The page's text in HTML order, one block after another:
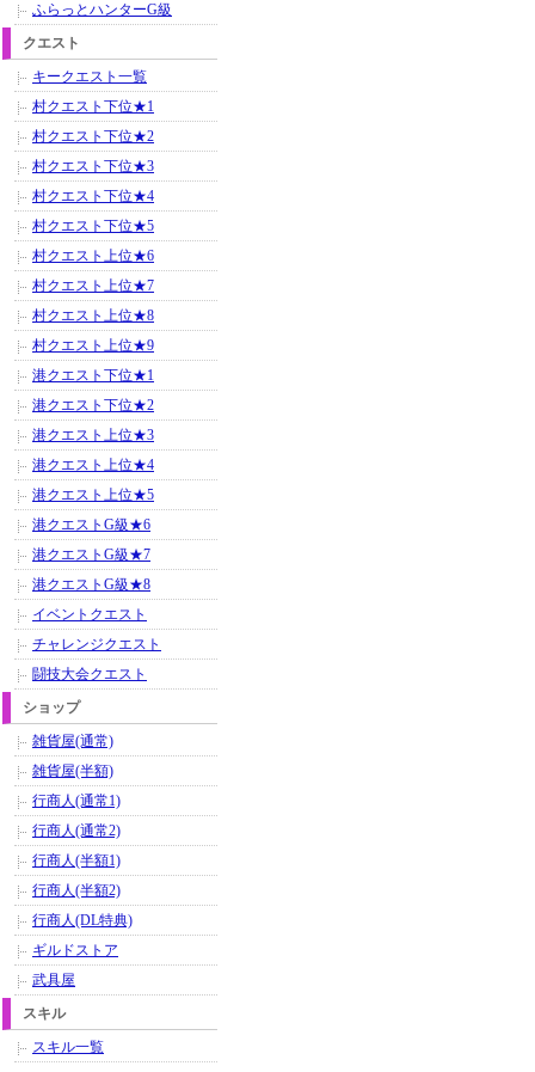
ふらっとハンターG級
クエスト
キークエスト一覧
村クエスト下位★1
村クエスト下位★2
村クエスト下位★3
村クエスト下位★4
村クエスト下位★5
村クエスト上位★6
村クエスト上位★7
村クエスト上位★8
村クエスト上位★9
港クエスト下位★1
港クエスト下位★2
港クエスト上位★3
港クエスト上位★4
港クエスト上位★5
港クエストG級★6
港クエストG級★7
港クエストG級★8
イベントクエスト
チャレンジクエスト
闘技大会クエスト
ショップ
雑貨屋(通常)
雑貨屋(半額)
行商人(通常1)
行商人(通常2)
行商人(半額1)
行商人(半額2)
行商人(DL特典)
ギルドストア
武具屋
スキル
スキル一覧